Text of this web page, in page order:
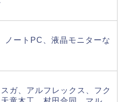
ノートPC、液晶モニターな
ガ、アルフレックス、フク